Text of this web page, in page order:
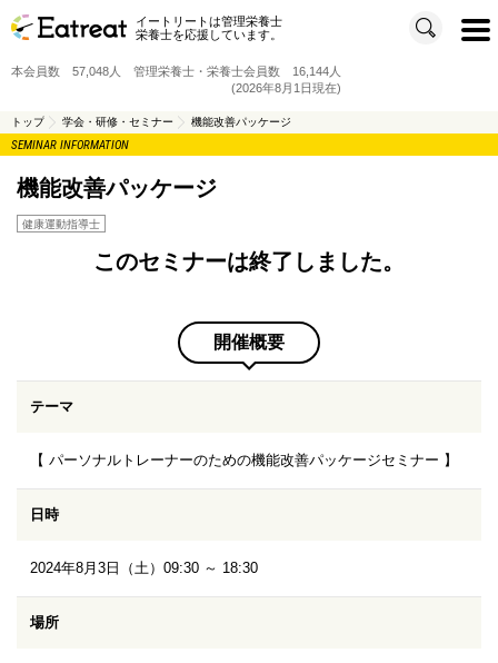
イートリートは管理栄養士
栄養士を応援しています。
t
o
i
a
本会員数 57,048人 管理栄養士・栄養士会員数 16,144人
(2026年8月1日現在)
トップ 学会・研修・セミナー 機能改善パッケージ
SEMINAR INFORMATION
機能改善パッケージ
健康運動指導士
このセミナーは終了しました。
開催概要
テーマ
【 パーソナルトレーナーのための機能改善パッケージセミナー 】
日時
2024年8月3日（土）09:30 ～ 18:30
場所